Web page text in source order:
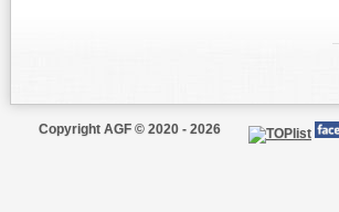
Copyright AGF © 2020 - 2026